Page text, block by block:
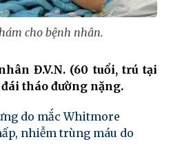
cho bệnh nhân.
Đ.V.N. (60 tuổi, trú tại
tháo đường nặng.
do mắc Whitmore
nhiễm trùng máu do